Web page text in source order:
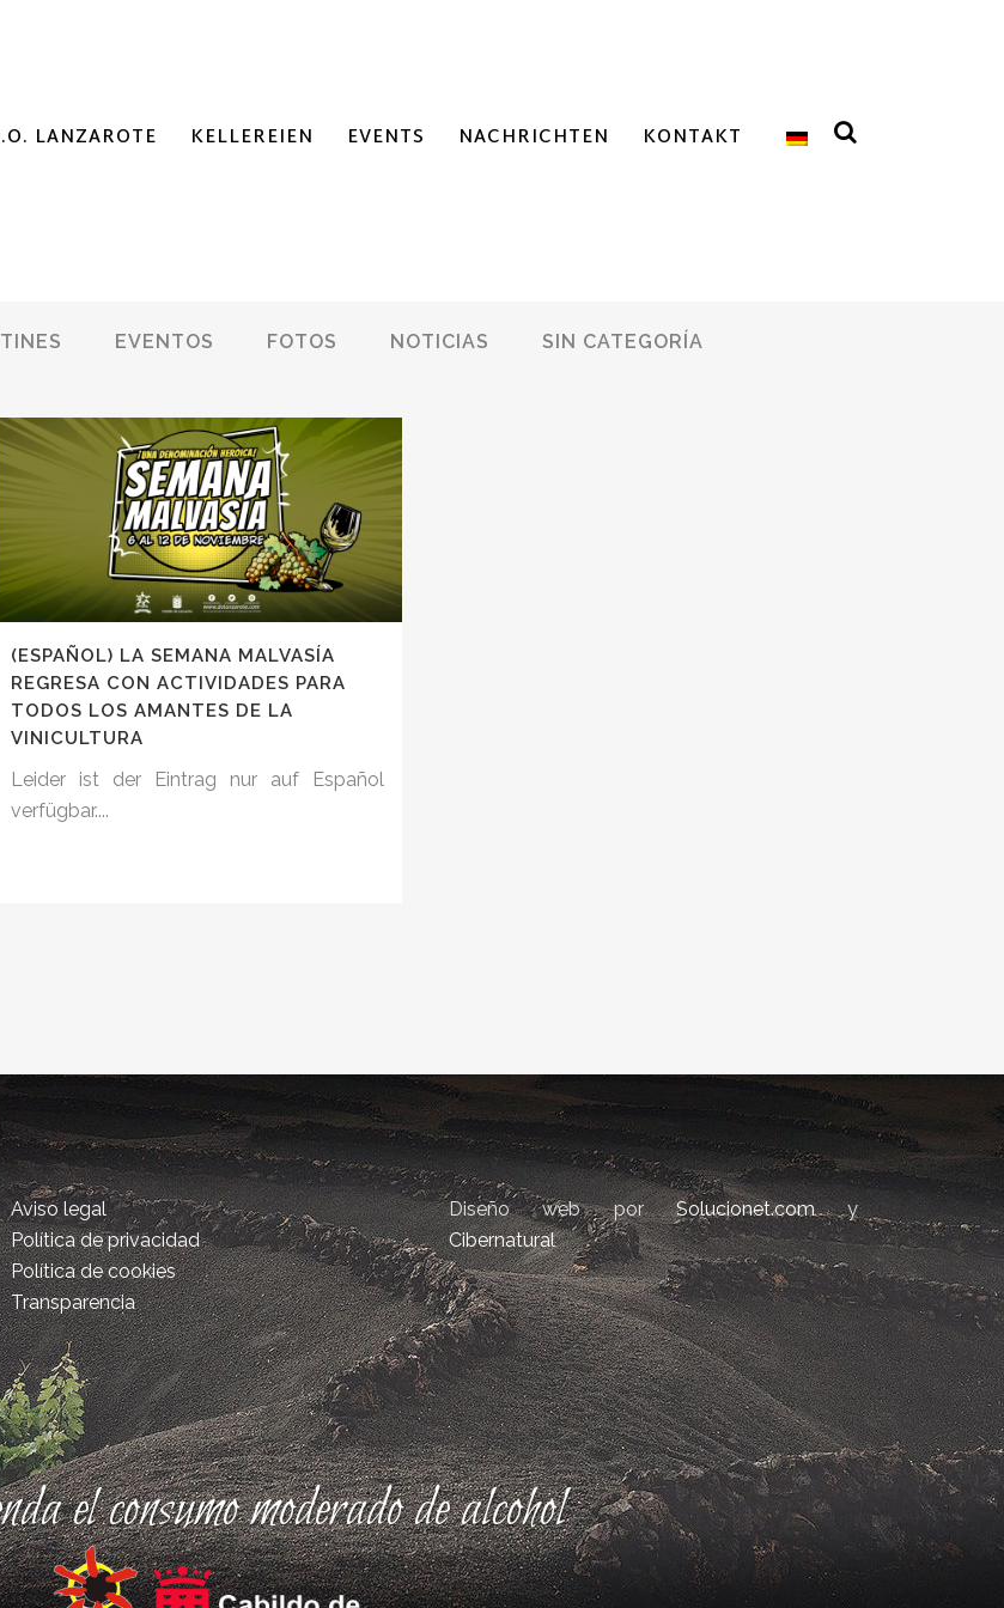
LANZAROTE KELLEREIEN EVENTS NACHRICHTEN KONTAKT
EVENTOS FOTOS NOTICIAS SIN CATEGORÍA
(ESPAÑOL) LA SEMANA MALVASÍA
REGRESA CON ACTIVIDADES PARA
TODOS LOS AMANTES DE LA
VINICULTURA
Leider ist der Eintrag nur auf Español
verfügbar....
Aviso legal
Política de privacidad
Política de cookies
Transparencia
Diseño web porSolucionet.comy
Cibernatural
el consumo moderado de alcohol